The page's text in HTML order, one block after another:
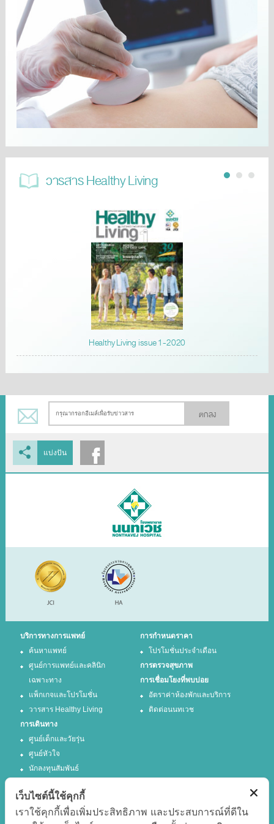
วารสาร Healthy Living
Healthy Living issue 1-2020
ตกลง
แบ่งปัน
บริการทางการแพทย์
ค้นหาแพทย์
ศูนย์การแพทย์และคลินิก
เฉพาะทาง
แพ็กเกจและโปรโมชั่น
วารสาร Healthy Living
การกำหนดราคา
โปรโมชั่นประจำเดือน
การตรวจสุขภาพ
การเชื่อมโยงที่พบบ่อย
อัตราค่าห้องพักและบริการ
ติดต่อนนทเวช
การเดินทาง
ศูนย์เด็กและวัยรุ่น
ศูนย์หัวใจ
นักลงทุนสัมพันธ์
เว็บไซต์นี้ใช้คุกกี้
เราใช้คุกกี้เพื่อเพิ่มประสิทธิภาพ และประสบการณ์ที่ดีใน